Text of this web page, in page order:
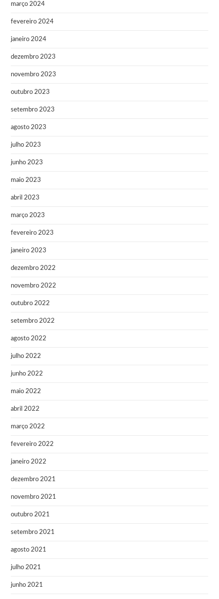
março 2024
fevereiro 2024
janeiro 2024
dezembro 2023
novembro 2023
outubro 2023
setembro 2023
agosto 2023
julho 2023
junho 2023
maio 2023
abril 2023
março 2023
fevereiro 2023
janeiro 2023
dezembro 2022
novembro 2022
outubro 2022
setembro 2022
agosto 2022
julho 2022
junho 2022
maio 2022
abril 2022
março 2022
fevereiro 2022
janeiro 2022
dezembro 2021
novembro 2021
outubro 2021
setembro 2021
agosto 2021
julho 2021
junho 2021